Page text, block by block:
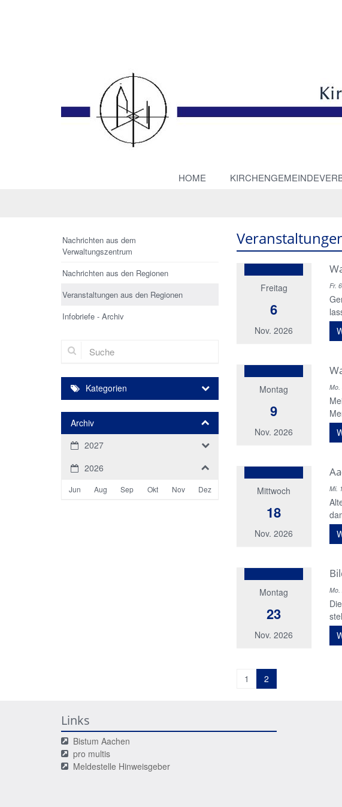
HOME
Freitag
6
Nov. 2026
Fr.
Montag
9
Nov. 2026
Mo.
Mittwoch
18
Nov. 2026
Mi.
Montag
23
Nov. 2026
Mo.
1 2
Nachrichten aus dem
Verwaltungszentrum
Nachrichten aus den Regionen
Veranstaltungen aus den Regionen
Infobriefe - Archiv
Suche
Kategorien
Archiv
2027
2026
Jun Aug Sep Okt Nov Dez
Links
Bistum Aachen
pro multis
Meldestelle Hinweisgeber